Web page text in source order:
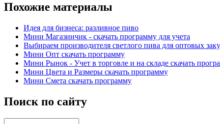
Похожие материалы
Идея для бизнеса: разливное пиво
Мини Магазинчик - скачать программу для учета
Выбираем производителя светлого пива для оптовых
Мини Опт скачать программу
Мини Рынок - Учет в торговле и на складе скачать
Мини Цвета и Размеры скачать программу
Мини Смета скачать программу
Поиск по сайту